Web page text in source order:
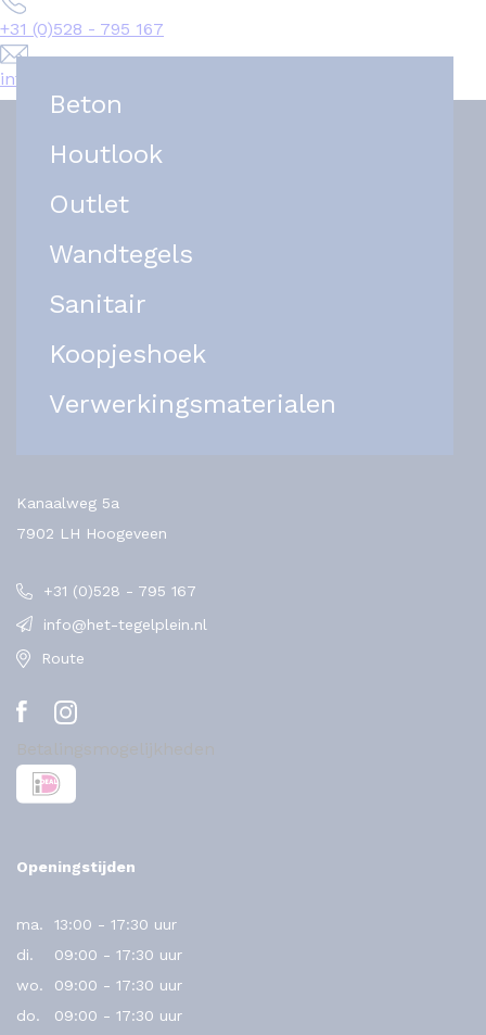
+31 (0)528 - 795 167
info@het-tegelplein.nl
Beton
Houtlook
Outlet
Wandtegels
Sanitair
Koopjeshoek
Verwerkingsmaterialen
Kanaalweg 5a
7902 LH Hoogeveen
+31 (0)528 - 795 167
info@het-tegelplein.nl
Route
Openingstijden
ma.
13:00 - 17:30 uur
di.
09:00 - 17:30 uur
wo.
09:00 - 17:30 uur
do.
09:00 - 17:30 uur